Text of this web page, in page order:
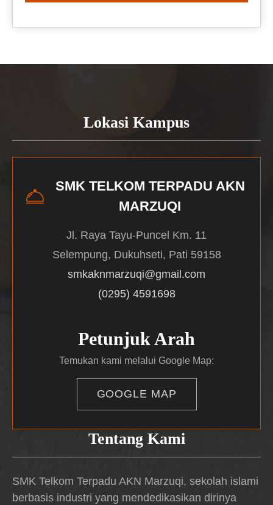
Tentang Kami
SMK Telkom Terpadu AKN Marzuqi, sekolah islami
berbasis industri yang mendedikasikan dirinya
Lokasi Kampus
SMK TELKOM TERPADU AKN
MARZUQI
Jl. Raya Tayu-Puncel Km. 11
Selempung, Dukuhseti, Pati 59158
smkaknmarzuqi@gmail.com
(0295) 4591698
Petunjuk Arah
Temukan kami melalui Google Map:
GOOGLE MAP